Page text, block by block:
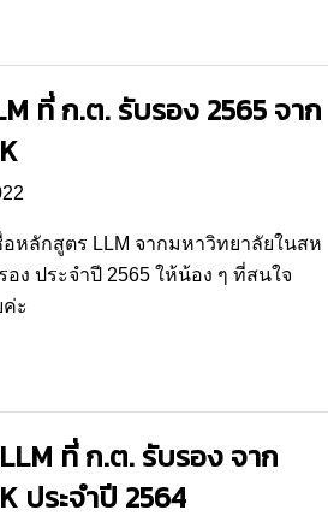
ที่ ก.ต. รับรอง 2565 จาก
อหลักสูตร LLM จากมหาวิทยาลัยในสห
ง ประจำปี 2565 ให้น้อง ๆ ที่สนใจ
ะ
ที่ ก.ต. รับรอง จาก
ประจำปี 2564